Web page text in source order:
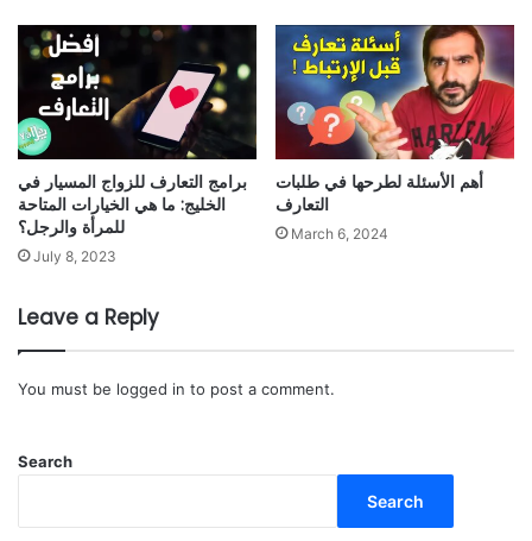
برامج التعارف للزواج المسيار في
الخليج: ما هي الخيارات المتاحة
للمرأة والرجل؟
July 8, 2023
أهم الأسئلة لطرحها في طلبات
التعارف
March 6, 2024
Leave a Reply
You must be logged in to post a comment.
Search
Search